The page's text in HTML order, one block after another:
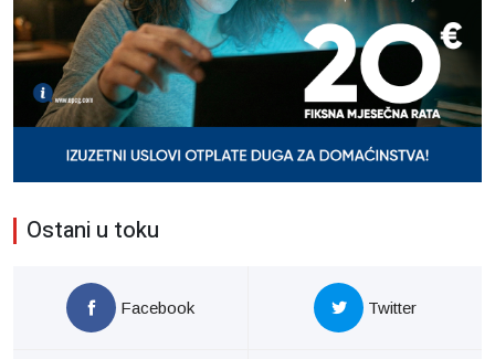
Ostani u toku
Facebook Twitter